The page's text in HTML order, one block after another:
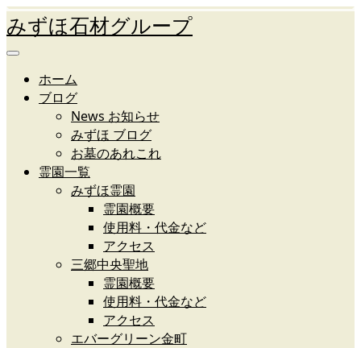
みずほ石材グループ
ホーム
ブログ
News お知らせ
みずほ ブログ
お墓のあれこれ
霊園一覧
みずほ霊園
霊園概要
使用料・代金など
アクセス
三郷中央聖地
霊園概要
使用料・代金など
アクセス
エバーグリーン金町